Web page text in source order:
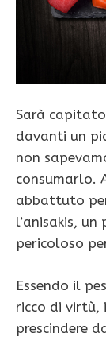
Sarà
davanti un
non
consumarlo.
abbattuto
l’anisakis,
pericoloso
Essendo il
ricco di virtù,
prescindere